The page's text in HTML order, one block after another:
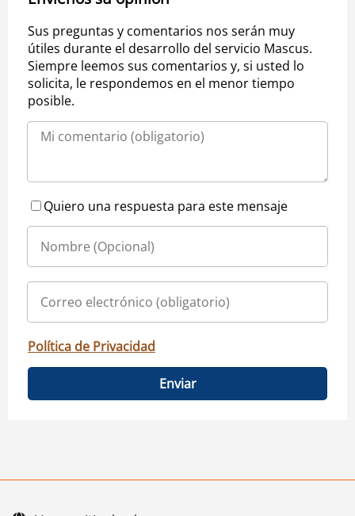
Sus preguntas y comentarios nos serán muy
útiles durante el desarrollo del servicio Mascus.
Siempre leemos sus comentarios y, si usted lo
solicita, le respondemos en el menor tiempo
posible.
Quiero una respuesta para este mensaje
Política de Privacidad
Enviar